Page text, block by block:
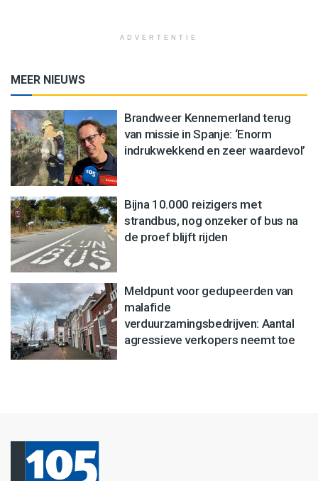
ADVERTENTIE
MEER NIEUWS
Brandweer Kennemerland terug
van missie in Spanje: ‘Enorm
indrukwekkend en zeer waardevol’
Bijna 10.000 reizigers met
strandbus, nog onzeker of bus na
de proef blijft rijden
Meldpunt voor gedupeerden van
malafide
verduurzamingsbedrijven: Aantal
agressieve verkopers neemt toe